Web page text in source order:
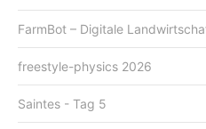
FarmBot – Digitale
freestyle-physics 2026
Saintes - Tag 5